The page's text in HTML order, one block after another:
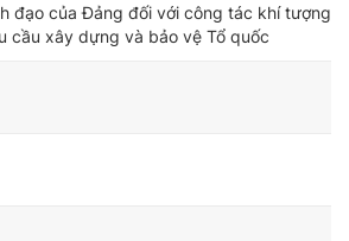
đạo của Đảng đối với công tác khí tượng
cầu xây dựng và bảo vệ Tổ quốc